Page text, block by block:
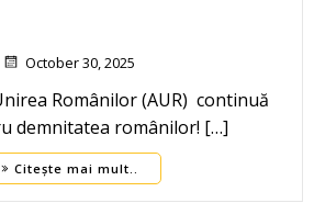
October 30, 2025
Românilor (AUR) continuă
demnitatea românilor! […]
Citește mai mult..